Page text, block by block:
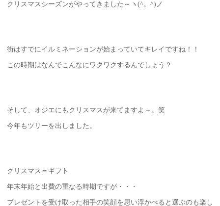
クリスマスシーズンがやってきました～ヽ(^。^)ノ
街はすでにイルミネーションが始まっていてキレイですね！！
この時期はなんでこんなにワクワクするんでしょう？
そして、オジエにもクリスマスが来てますよ～。笑
今年もツリーを出しました。
クリスマス＝ギフト
年末年始と出費の重なる時期ですが・・・
プレゼントを受け取った相手の笑顔を思い浮かべると選ぶのも楽し